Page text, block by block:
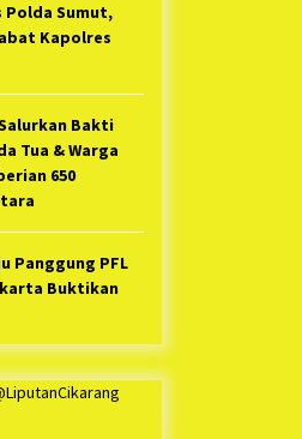
Polda Sumut,
Kapolres
Bakti
Tua & Warga
650
Panggung PFL
Buktikan